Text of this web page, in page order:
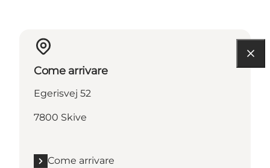
Come arrivare
Egerisvej 52
7800 Skive
Come arrivare